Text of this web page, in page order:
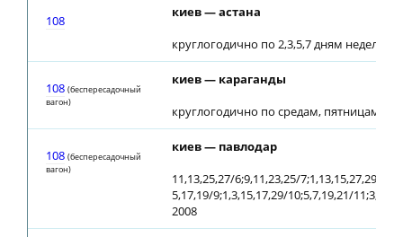
108
киев — астана
круглогодично по 2,3,5,7 дням недели
108 (беспересадочный
вагон)
киев — караганды
круглогодично по средам, пятницам с
108 (беспересадочный
вагон)
киев — павлодар
11,13,25,27/6;9,11,23,25/7;1,13,15,27,29/8;
5,17,19/9;1,3,15,17,29/10;5,7,19,21/
2008